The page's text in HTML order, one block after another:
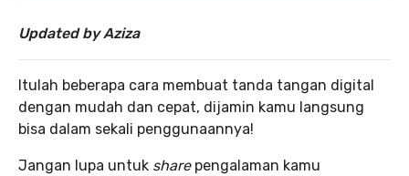
Updated by Aziza
Itulah beberapa cara membuat tanda tangan digital
dengan mudah dan cepat, dijamin kamu langsung
bisa dalam sekali penggunaannya!
Jangan lupa untuk sharepengalaman kamu